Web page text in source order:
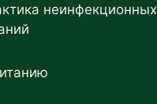
неинфекционных